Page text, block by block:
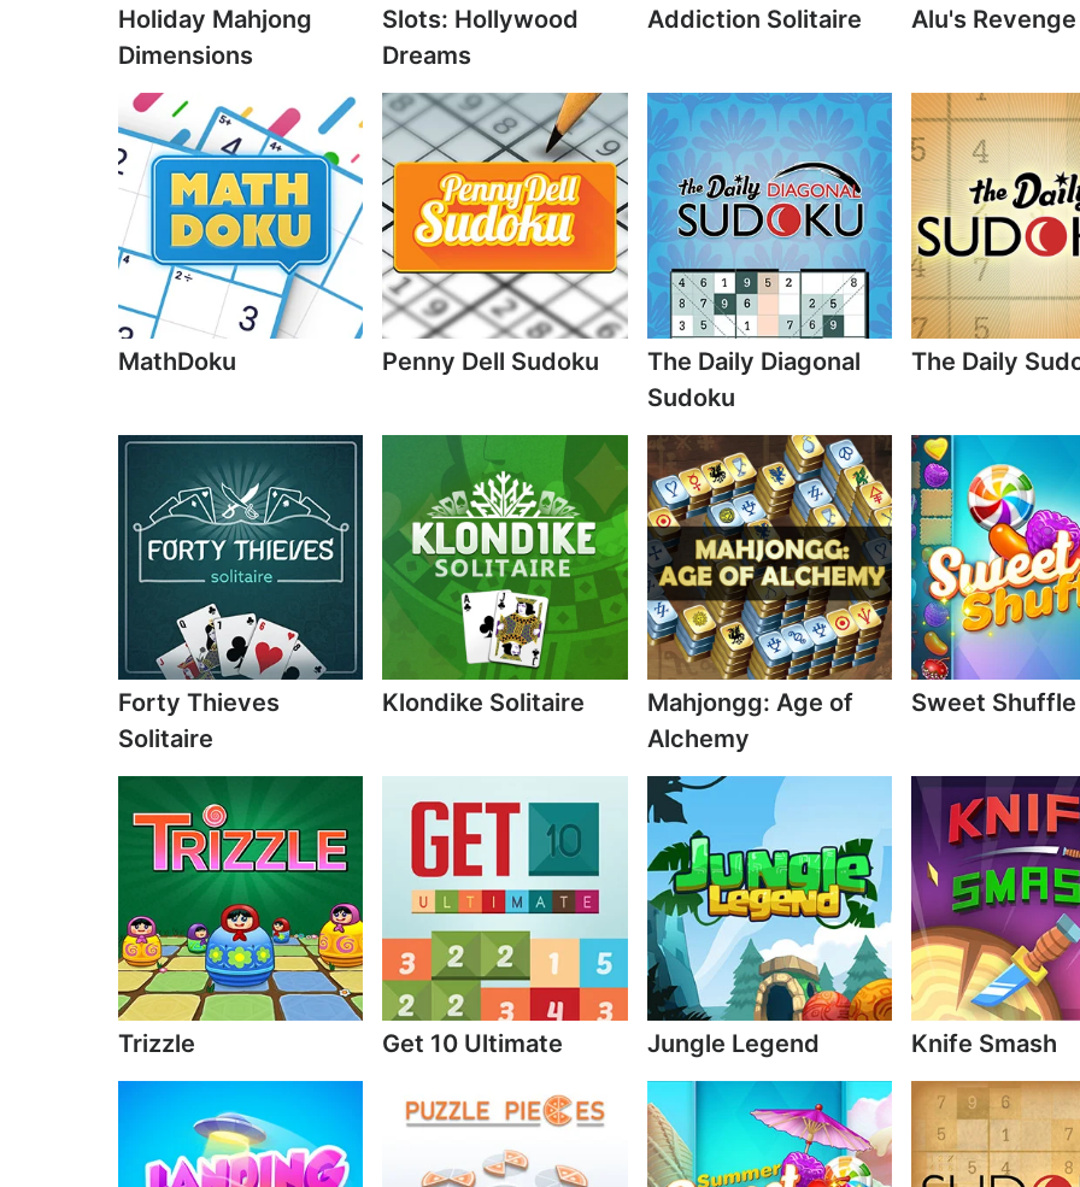
Holiday Mahjong
Dimensions
Slots: Hollywood
Dreams
Addiction Solitaire Alu's
MathDoku Penny Dell Sudoku
The Daily Diagonal
Sudoku
The Daily
Forty Thieves
Solitaire
Klondike Solitaire
Mahjongg: Age of
Alchemy
Sweet Shuffle
Trizzle Get 10 Ultimate Jungle Legend Knife Smash